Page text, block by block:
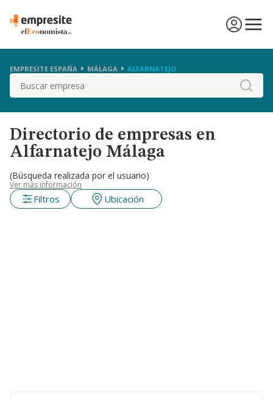
EMPRESITE ESPAÑA MÁLAGA ALFARNATEJO
Buscar
Directorio de empresas en
Alfarnatejo Málaga
(Búsqueda realizada por el usuario)
Ver más información
Filtros Ubicación